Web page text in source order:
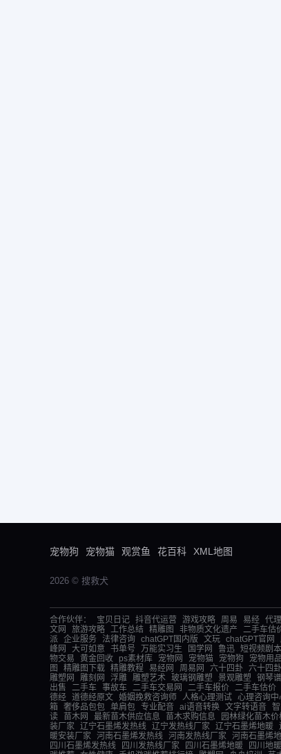
宠物狗 宠物猫 观赏鱼 花百科 XML地图
2026 © 搜救犬
合作伙伴： 宝贝日记 抖音代运营 游戏攻略 周易 易经 代
文网
旅游攻略 工作总结 精雕图 非物质文化遗产 二手车估
派
企业服务 法律咨询 chatGPT国内版 文玩 chatGPT官网
峰网
大可如意 书单号 万能实习生 国学网 鲁迅 短视频剧本
物交易
黄金回收 ps素材库 宠物网 宠物猫 宠物狗 宠物用品
图
精雕图下载 精雕教程 易经网 周易网 六十四卦 六十四
雕塑网
雕刻网 浮雕 雕塑艺术 玻璃钢雕塑 景观雕塑 钢琴谱
出售
二手车 事故车 二手车交易网 二手车报价 二手车估价
德经 道德经原文 婚姻挽救咨询师 人格心理测试 心理咨询中
箱 奢侈品包包 单肩包 专业配音 ai语音转换 文字转语音
读 苗木网 最新苗木供应信息 苗木求购信息 园林绿化苗木价
装厂家
辽宁石墨烯发热线 辽宁发热线厂家 辽宁石墨烯地暖
暖安装厂家
河南石墨烯发热线 河南发热线厂家 河南石墨烯
四川石墨烯发热线
四川发热线厂家 四川石墨烯地暖 四川地